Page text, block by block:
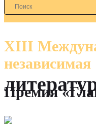
XIII
независимая
Премия